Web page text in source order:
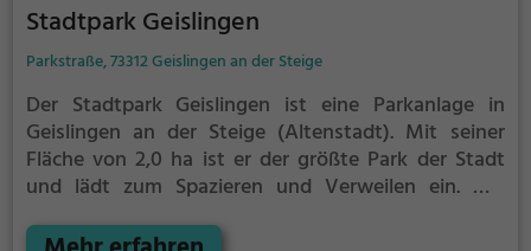
Stadtpark Geislingen
Parkstraße, 73312 Geislingen an der Steige
Der Stadtpark Geislingen ist eine Parkanlage in
Geislingen an der Steige (Altenstadt). Mit seiner
Fläche von 2,0 ha ist er der größte Park der Stadt
und lädt zum Spazieren und Verweilen ein. Mit
bietet der Stadtpark Geislingen zahlreiche